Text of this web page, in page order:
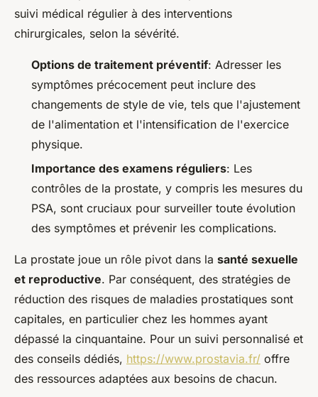
suivi médical régulier à des interventions
chirurgicales, selon la sévérité.
Options de traitement préventif: Adresser les
symptômes précocement peut inclure des
changements de style de vie, tels que l'ajustement
de l'alimentation et l'intensification de l'exercice
physique.
Importance des examens réguliers: Les
contrôles de la prostate, y compris les mesures du
PSA, sont cruciaux pour surveiller toute évolution
des symptômes et prévenir les complications.
La prostate joue un rôle pivot dans la santé sexuelle
et reproductive. Par conséquent, des stratégies de
réduction des risques de maladies prostatiques sont
capitales, en particulier chez les hommes ayant
dépassé la cinquantaine. Pour un suivi personnalisé et
des conseils dédiés, https://www.prostavia.fr/ offre
des ressources adaptées aux besoins de chacun.